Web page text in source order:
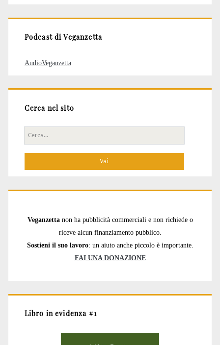
Podcast di Veganzetta
AudioVeganzetta
Cerca nel sito
Cerca
per:
Veganzetta non ha pubblicità commerciali e non richiede o
riceve alcun finanziamento pubblico.
Sostieni il suo lavoro: un aiuto anche piccolo è importante.
FAI UNA DONAZIONE
Libro in evidenza #1